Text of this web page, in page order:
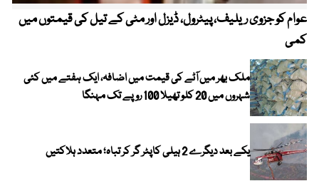
عوام کو جزوی ریلیف، پیٹرول، ڈیزل اور مٹی کے تیل کی قیمتوں میں
کمی
ملک بھر میں آٹے کی قیمت میں اضافہ، ایک ہفتے میں کئی
شہروں میں 20 کلو تھیلا 100 روپے تک مہنگا
یکے بعد دیگرے 2 ہیلی کاپٹر گر کر تباہ؛ متعدد ہلاکتیں